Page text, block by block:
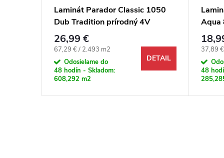
Laminát Parador Classic 1050
Dub Tradition prírodný 4V
26,99 €
Jednotková cena:
67,29 € / 2.493 m2
Odosielame do
48 hodín - Skladom:
608,292 m2
DETAIL
Aqua
biely
37,89
48